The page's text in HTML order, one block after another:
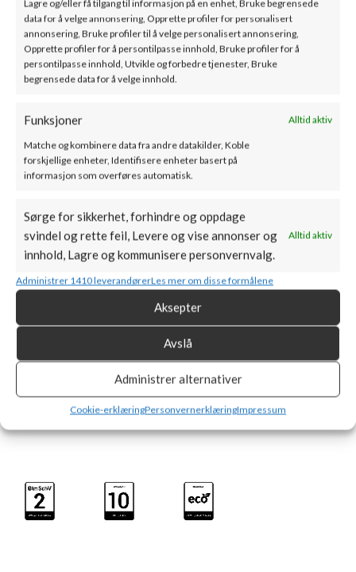
Lagre og/eller få tilgang til informasjon på en enhet, Bruke begrensede
data for å velge annonsering, Opprette profiler for personalisert
annonsering, Bruke profiler til å velge personalisert annonsering,
Opprette profiler for å persontilpasse innhold, Bruke profiler for å
persontilpasse innhold, Utvikle og forbedre tjenester, Bruke
begrensede data for å velge innhold.
Funksjoner Alltid aktiv
Matche og kombinere data fra andre datakilder, Koble
forskjellige enheter, Identifisere enheter basert på
informasjon som overføres automatisk.
Sørge for sikkerhet, forhindre og oppdage
svindel og rette feil, Levere og vise annonser og
innhold, Lagre og kommunisere personvernvalg.
Alltid aktiv
Administrer 1410 leverandørerLes mer om disse formålene
Aksepter
Avslå
Administrer alternativer
Cookie-erklæringPersonvernerklæringImpressum
forstørrer ikke bare rommet visuelt, men gir deg også muligheten
til å nyte synet av de dansende flammene.
Foringen av forbrenningskammeret med TERMOTEC-materiale
sikrer lengre temperaturbevaring og mer effektiv forbrenning,
etterbrenning av brenselpartikler, samtidig som skadelige utslipp
minimeres.
Takket være sitt avanserte bakre og sideventilasjonssystem
både økonomisk og miljøvennlig valg for hjemmet ditt. I tillegg,
med varmeresistent keramikk fra SCHOTT ROBAX og stål av
høy kvalitet, er vår peis både trygg og motstandsdyktig mot høye
temperaturer.
Fysiske parametere
Høyde (cm):114,3
(kg):121,79